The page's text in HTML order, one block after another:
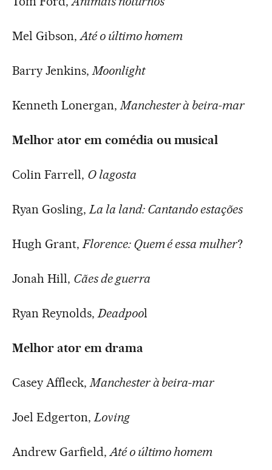
Mel Gibson,Até o último homem
Barry Jenkins,Moonlight
Kenneth Lonergan,Manchester à beira-mar
Melhor ator em comédia ou musical
Colin Farrell, O lagosta
Ryan Gosling,La la land: Cantando estações
Hugh Grant,Florence: Quem é essa mulher?
Jonah Hill, Cães de guerra
Ryan Reynolds,Deadpool
Melhor ator em drama
Casey Affleck,Manchester à beira-mar
Joel Edgerton,Loving
Andrew Garfield,Até o último homem